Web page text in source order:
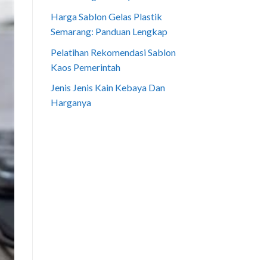
Harga Sablon Gelas Plastik
Semarang: Panduan Lengkap
Pelatihan Rekomendasi Sablon
Kaos Pemerintah
Jenis Jenis Kain Kebaya Dan
Harganya